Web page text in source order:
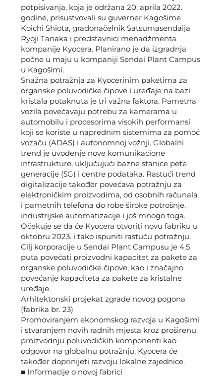
potpisivanja, koja je održana 20. aprila 2022.
godine, prisustvovali su guverner Kagošime
Koichi Shiota, gradonačelnik Satsumasendaija
Ryoji Tanaka i predstavnici menadžmenta
kompanije Kyocera. Planirano je da izgradnja
počne u maju u kompaniji Sendai Plant Campus
u Kagošimi.
Snažna potražnja za Kyocerinim paketima za
organske poluvodičke čipove i uređaje na bazi
kristala potaknuta je tri važna faktora. Pametna
vozila povećavaju potrebu za kamerama u
automobilu i procesorima visokih performansi
koji se koriste u naprednim sistemima za pomoć
vozaču (ADAS) i autonomnoj vožnji. Globalni
trend je uvođenje nove komunikacione
infrastrukture, uključujući bazne stanice pete
generacije (5G) i centre podataka. Rastući trend
digitalizacije također povećava potražnju za
elektroničkim proizvodima, od osobnih računala
i pametnih telefona do robe široke potrošnje,
industrijske automatizacije i još mnogo toga.
Očekuje se da će Kyocera otvoriti novu fabriku u
oktobru 2023. i tako ispuniti rastuću potražnju.
Cilj korporacije u Sendai Plant Campusu je 4,5
puta povećati proizvodni kapacitet za pakete za
organske poluvodičke čipove, kao i značajno
povećanje kapaciteta za pakete za kristalne
uređaje.
Arhitektonski projekat zgrade novog pogona
(fabrika br. 23)
Promoviranjem ekonomskog razvoja u Kagošimi
i stvaranjem novih radnih mjesta kroz proširenu
proizvodnju poluvodičkih komponenti kao
odgovor na globalnu potražnju, Kyocera će
također doprinijeti razvoju lokalne zajednice.
■ Informacije o novoj fabrici